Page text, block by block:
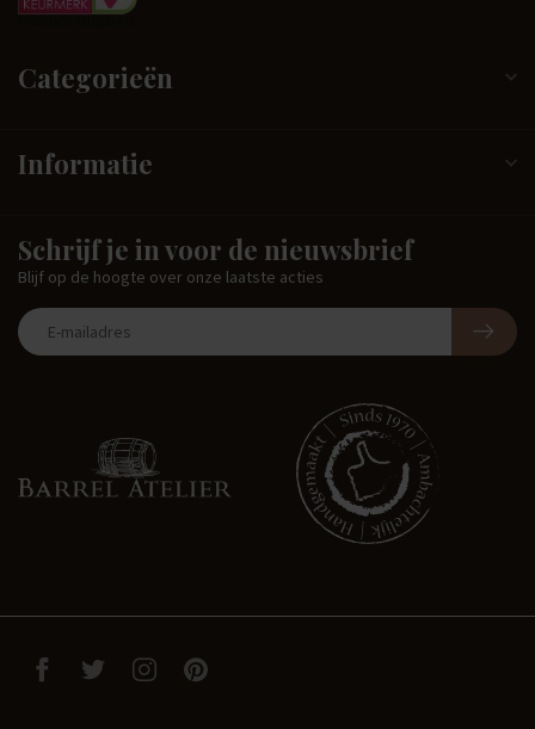
Categorieën
Informatie
Schrijf je in voor de nieuwsbrief
Blijf op de hoogte over onze laatste acties